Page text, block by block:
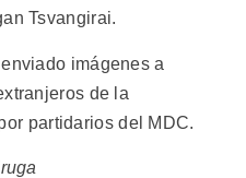
Tsvangirai.
imágenes a
de la
partidarios del MDC.